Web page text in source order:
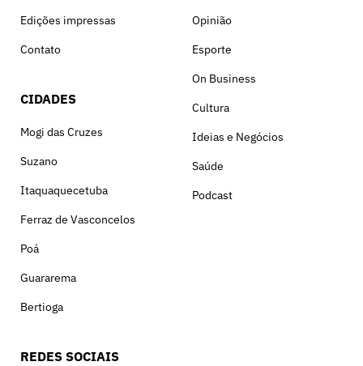
Edições impressas
Contato
CIDADES
Mogi das Cruzes
Suzano
Itaquaquecetuba
Ferraz de Vasconcelos
Poá
Guararema
Bertioga
Opinião
Esporte
On Business
Cultura
Ideias e Negócios
Saúde
Podcast
REDES SOCIAIS